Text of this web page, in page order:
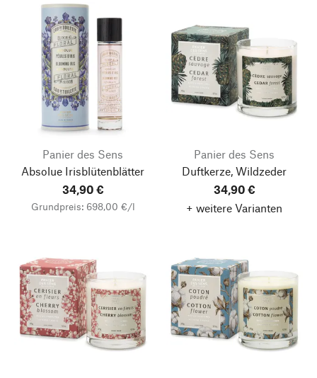
Panier des Sens
Absolue Irisblütenblätter
34,90 €
Grundpreis: 698,00 €/l
Panier des Sens
Duftkerze, Wildzeder
34,90 €
+ weitere Varianten